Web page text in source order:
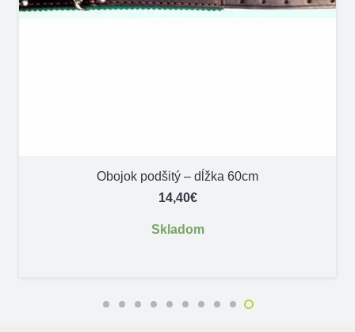
Obojok podšitý – dĺžka 60cm
14,40€
Skladom